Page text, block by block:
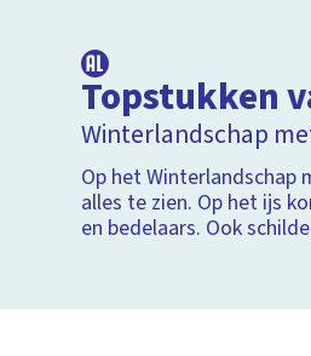
Topstukken
Winterlandschap
Op het Winterlandschap
alles te zien. Op het ijs
en bedelaars. Ook